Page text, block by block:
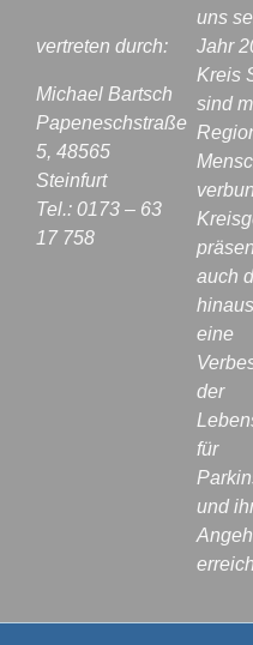
vertreten durch:
Michael Bartsch
Papeneschstraße
5, 48565
Steinfurt
Tel.: 0173 – 63
17 758
uns
Jahr
Kreis
sind
auch
eine
der
für
und